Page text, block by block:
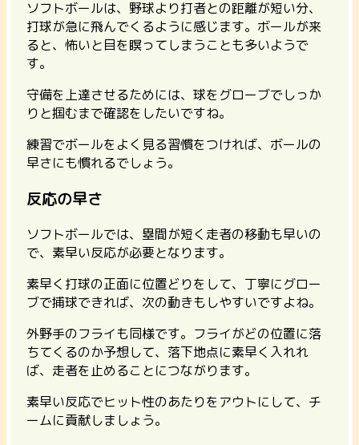
ソフトボールは、野球より打者との距離が短い分、
打球が急に飛んでくるように感じます。ボールが来
ると、怖いと目を瞑ってしまうことも多いようで
す。
守備を上達させるためには、球をグローブでしっか
りと掴むまで確認をしたいですね。
練習でボールをよく見る習慣をつければ、ボールの
早さにも慣れるでしょう。
反応の早さ
ソフトボールでは、塁間が短く走者の移動も早いの
で、素早い反応が必要となります。
素早く打球の正面に位置どりをして、丁寧にグロー
ブで捕球できれば、次の動きもしやすいですよね。
外野手のフライも同様です。フライがどの位置に落
ちてくるのか予想して、落下地点に素早く入れれ
ば、走者を止めることにつながります。
素早い反応でヒット性のあたりをアウトにして、チ
ームに貢献しましょう。